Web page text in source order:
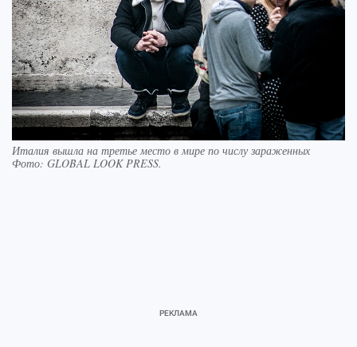
Италия вышла на третье место в мире по числу зараженных
Фото: GLOBAL LOOK PRESS.